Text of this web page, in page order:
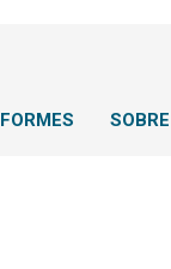
FORMES